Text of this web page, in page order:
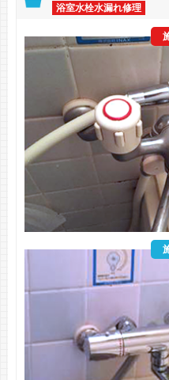
浴室水栓水漏れ修理